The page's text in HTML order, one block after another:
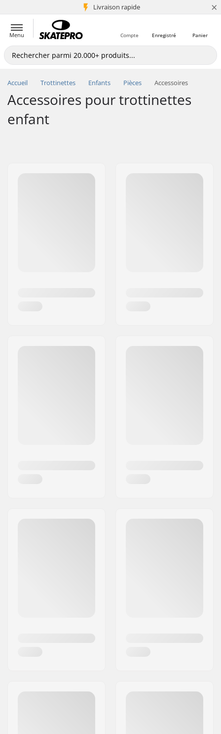
Livraison rapide
+5 mio de clients ×
Menu Panier
Enregistré
Compte
Accueil Trottinettes Enfants Pièces Accessoires
Accessoires pour trottinettes
enfant